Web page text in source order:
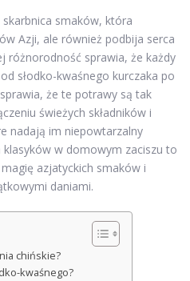
smaków, która
Azji, ale również podbija serca
różnorodność sprawia, że każdy
słodko-kwaśnego kurczaka po
że te potrawy są tak
świeżych składników i
nadają im niepowtarzalny
w domowym zaciszu to
azjatyckich smaków i
daniami.
chińskie?
kwaśnego?